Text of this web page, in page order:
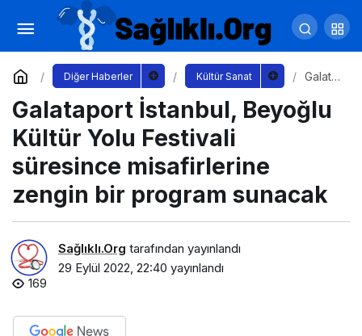
Diğer Haberler Kültür Sanat
Galata
İstanb
ul,
Festiva
li
Galataport İstanbul, Beyoğlu
Kültür Yolu Festivali
süresince misafirlerine
zengin bir program sunacak
Sağlıklı.Org tarafından yayınlandı
29 Eylül 2022, 22:40 yayınlandı
169
Galataport İstanbul, Beyoğlu Kültür Yolu
Festivali süresince misafirlerine zengin bir program
sunacak
Yorum Yap